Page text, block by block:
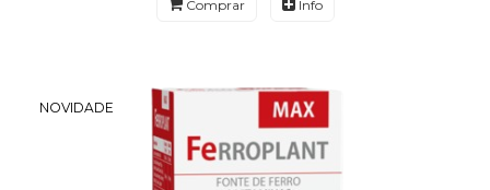
Comprar Info
NOVIDADE